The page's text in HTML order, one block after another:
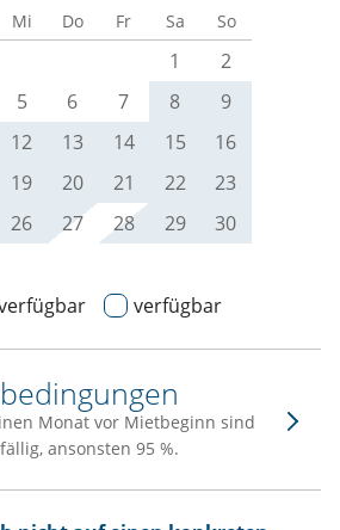
Mi Do Fr Sa So
1
2
5 6 7 8
9
12 13 14 15
16
19 20 21 22
23
26 27 28 29
30
verfügbar
Monat vor Mietbeginn sind
ansonsten 95 %.